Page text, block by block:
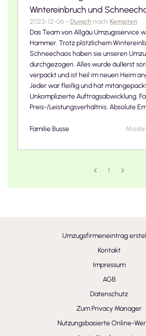
Wintereinbruch und
2023-12-06 - Durach nach Kempten
Das Team von Allgäu Umzugsservice
Hammer. Trotz plötzlichem
Schneechaos haben sie unseren
durchgezogen. Alles wurde äußerst
verpackt und ist heil im neuen Heim
Jeder war fleißig und hat
Unkomplizierte Auftragsabwicklung.
Preis-/Leistungsverhältnis. Absolute
Familie Busse
1
Umzugsfirmeneintrag
Kontakt
Impressum
AGB
Datenschutz
Zum Privacy Manager
Nutzungsbasierte Online-